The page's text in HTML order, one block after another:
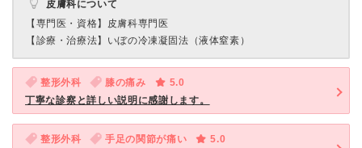
皮膚科について
【専門医・資格】 皮膚科専門医
【診療・治療法】 いぼの冷凍凝固法（液体窒素）
整形外科 膝の痛み
5.0
丁寧な診察と詳しい説明に感謝します。
整形外科 手足の関節が痛い
5.0